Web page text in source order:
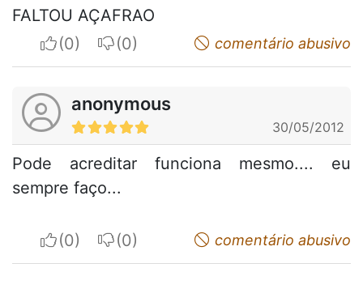
FALTOU AÇAFRAO
I apreciateI do not appreciatecomentário abusivo
anonymous
30/05/2012
Pode acreditar funciona mesmo.... eu
sempre faço...
I apreciateI do not appreciatecomentário abusivo